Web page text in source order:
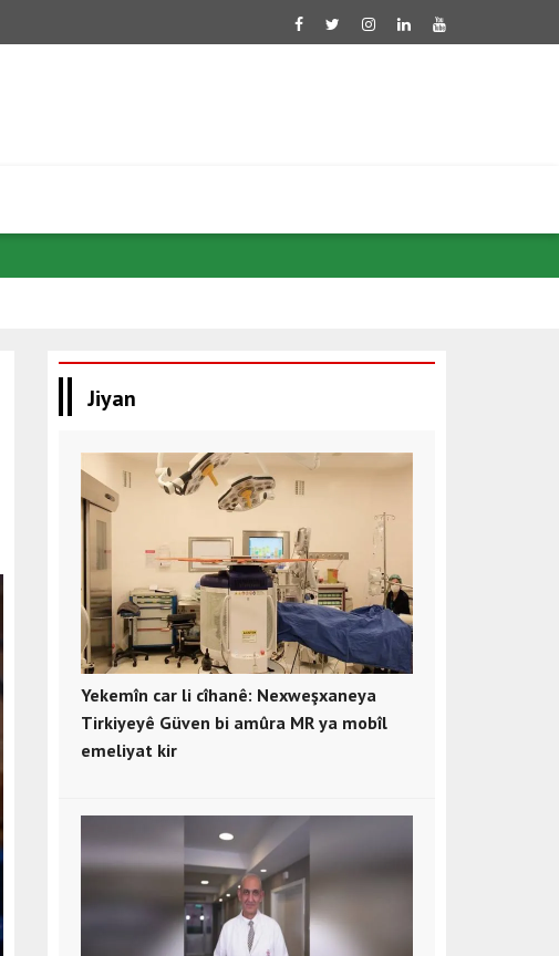
Jiyan
Yekemîn car li cîhanê: Nexweşxaneya
Tirkiyeyê Güven bi amûra MR ya mobîl
emeliyat kir